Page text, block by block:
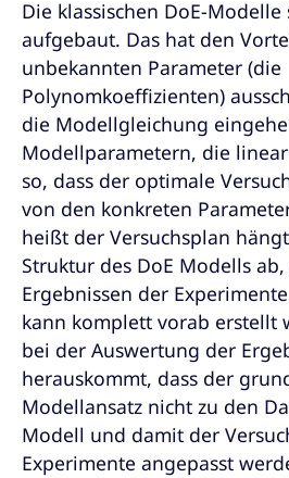
Die klassischen DoE-
aufgebaut. Das hat den
unbekannten Parameter (die
Polynomkoeffizienten)
die Modellgleichung
Modellparametern, die
so, dass der optimale
von den konkreten
heißt der Versuchsplan
Struktur des DoE Modells
Ergebnissen der
kann komplett vorab erstellt
bei der Auswertung der
herauskommt, dass der
Modellansatz nicht zu den
Modell und damit der
Experimente angepasst